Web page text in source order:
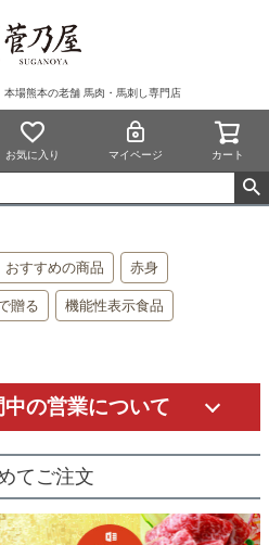
場熊本の老舗 馬肉・馬刺し専門店
お気に入り マイページ カート
おすすめの商品 赤身
贈る 機能性表示食品
の営業について
てご注文